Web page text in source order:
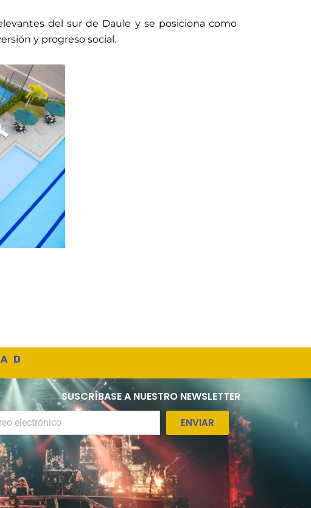
del sur de Daule y se posiciona como
y progreso social.
SUSCRÍBASE A NUESTRO NEWSLETTER
ENVIAR